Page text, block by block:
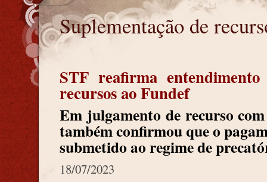
Suplementação de
STF reafirma entendimento
recursos ao Fundef
Em julgamento de recurso
também confirmou que o
submetido ao regime de
18/07/2023